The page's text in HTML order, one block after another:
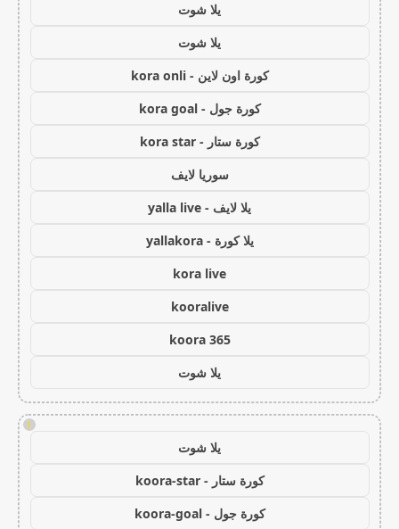
يلا شوت
يلا شوت
كورة اون لاين - kora onli
كورة جول - kora goal
كورة ستار - kora star
سوريا لايف
يلا لايف - yalla live
يلا كورة - yallakora
kora live
kooralive
koora 365
يلا شوت
!
يلا شوت
كورة ستار - koora-star
كورة جول - koora-goal